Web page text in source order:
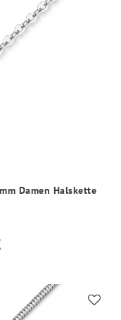
Damen Halskette